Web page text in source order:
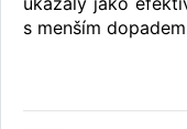
s menším